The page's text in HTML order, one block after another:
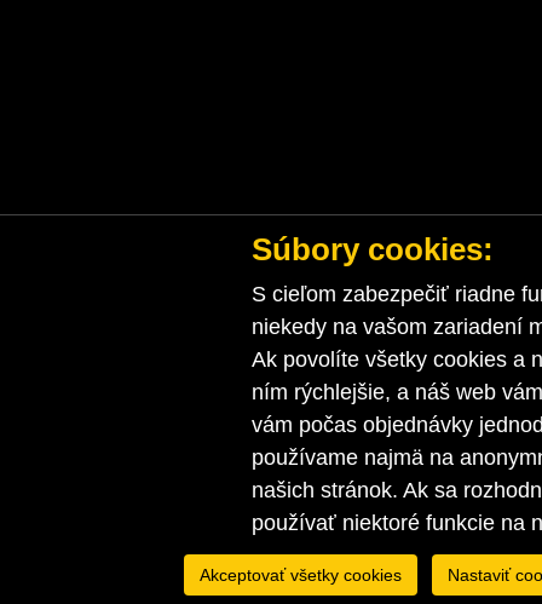
Súbory cookies:
S cieľom zabezpečiť riadne
niekedy na vašom zariadení
Ak povolíte všetky cookies a
ním rýchlejšie, a náš web
vám počas objednávky
používame najmä na
našich stránok. Ak sa
používať niektoré funkcie na
Akceptovať všetky cookies Nastaviť